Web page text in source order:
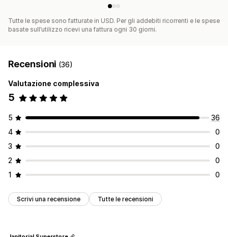
Tutte le spese sono fatturate in USD. Per gli addebiti ricorrenti e le spese
basate sull’utilizzo ricevi una fattura ogni 30 giorni.
Recensioni (36)
Valutazione complessiva
5
5
36
4
0
3
0
2
0
1
0
Scrivi una recensione Tutte le recensioni